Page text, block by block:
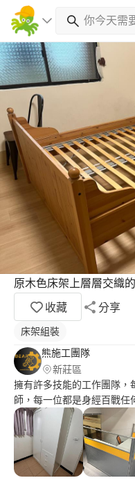
原木色床架上層層交織
收藏
分享
床架組裝
熊施工團隊
新莊區
擁有許多技能的工作團隊，
師，每一位都是身經百戰任
主都是稱讚，還會推薦我們
我們的服務團隊。